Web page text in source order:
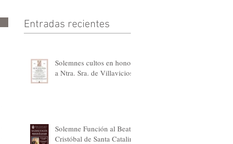
Entradas recientes
Solemnes cultos en honor
a Ntra. Sra. de Villaviciosa
Solemne Función al Beato
Cristóbal de Santa Catalina